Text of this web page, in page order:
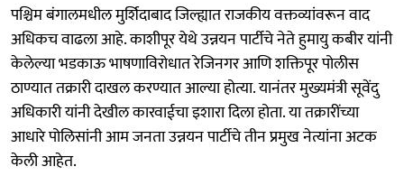
पश्चिम बंगालमधील मुर्शिदाबाद जिल्ह्यात राजकीय वक्तव्यांवरून वाद
अधिकच वाढला आहे. काशीपूर येथे उन्नयन पार्टीचे नेते हुमायु कबीर यांनी
केलेल्या भडकाऊ भाषणाविरोधात रेजिनगर आणि शक्तिपूर पोलीस
ठाण्यात तक्रारी दाखल करण्यात आल्या होत्या. यानंतर मुख्यमंत्री सूवेंदु
अधिकारी यांनी देखील कारवाईचा इशारा दिला होता. या तक्रारींच्या
आधारे पोलिसांनी आम जनता उन्नयन पार्टीचे तीन प्रमुख नेत्यांना अटक
केली आहेत.